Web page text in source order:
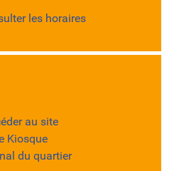
les horaires
au site
Kiosque
du quartier